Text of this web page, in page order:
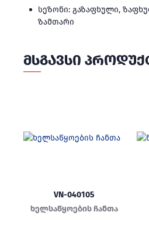
სეზონი: გაზაფხული,
ზამთარი
ᲛᲡᲒᲐᲕᲡᲘ
VN-040105
ხელსაწყოების ჩანთა